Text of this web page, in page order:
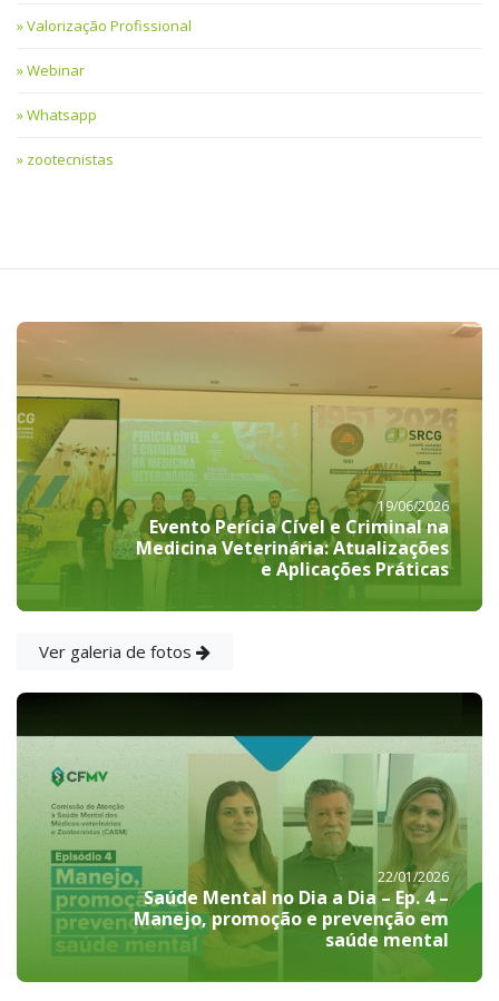
Valorização Profissional
Webinar
Whatsapp
zootecnistas
19/06/2026
Evento Perícia Cível e Criminal na
Medicina Veterinária: Atualizações
e Aplicações Práticas
Ver galeria de fotos
22/01/2026
Saúde Mental no Dia a Dia – Ep. 4 –
Manejo, promoção e prevenção em
saúde mental